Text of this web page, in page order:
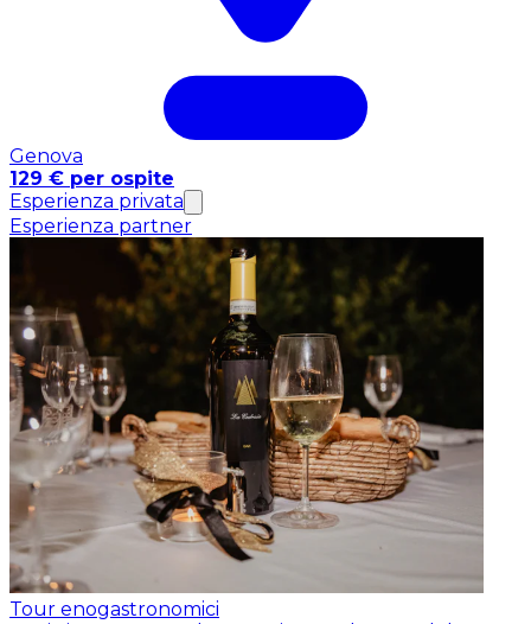
Genova
129 € per ospite
Esperienza privata
Esperienza partner
Tour enogastronomici